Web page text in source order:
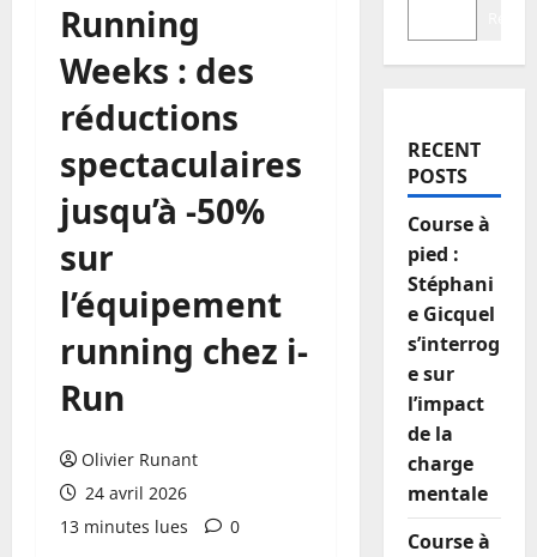
Running
Weeks : des
réductions
spectaculaires
jusqu’à -50%
sur
l’équipement
running chez i-
Run
Olivier Runant
24 avril 2026
13 minutes lues
0
RECENT
POSTS
Course à
pied :
Stéphani
e Gicquel
s’interrog
e sur
l’impact
de la
charge
mentale
Course à